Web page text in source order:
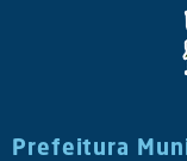
Prefeitura